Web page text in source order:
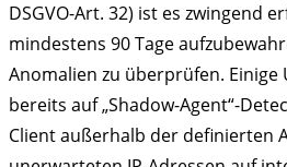
DSGVO-Art. 32) ist es zwingend
mindestens 90 Tage
Anomalien zu überprüfen. Einige
bereits auf „Shadow-Agent“-
Client außerhalb der definierten